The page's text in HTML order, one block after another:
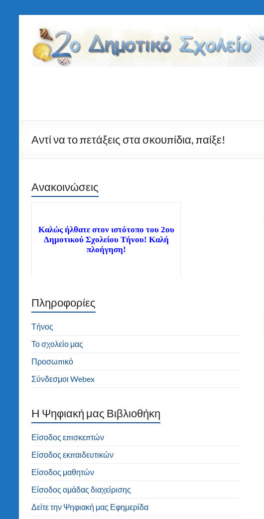
περιεχόμενο
2ο
Δημοτικό
Σχολείο
Αντί να το πετάξεις στα σκουπίδια, παίξε!
Ανακοινώσεις
Καλώς ήλθατε στον ιστότοπο του 2ου
Δημοτικού Σχολείου Τήνου! Καλή
πλοήγηση!
Διαβάστε τα νέα μας άρθρα στην αρχική
Πληροφορίες
Τήνος
Το σχολείο μας
Προσωπικό
Σύνδεσμοι Webex
H Ψηφιακή μας Βιβλιοθήκη
Είσοδος επισκεπτών
Είσοδος εκπαιδευτικών
Είσοδος μαθητών
Είσοδος ομάδας διαχείρισης
Δείτε την Ψηφιακή μας Εφημερίδα